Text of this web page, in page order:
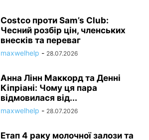
Costco проти Sam’s Club:
Чесний розбір цін, членських
внесків та переваг
maxwelhelp - 28.07.2026
Анна Лінн Маккорд та Денні
Кіпріані: Чому ця пара
відмовилася від...
maxwelhelp - 28.07.2026
Етап 4 раку молочної залози та